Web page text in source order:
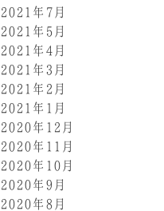
2021年7月
2021年5月
2021年4月
2021年3月
2021年2月
2021年1月
2020年12月
2020年11月
2020年10月
2020年9月
2020年8月